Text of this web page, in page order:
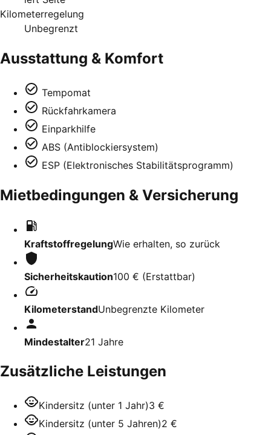
Kilometerregelung
Unbegrenzt
Ausstattung & Komfort
Tempomat
Rückfahrkamera
Einparkhilfe
ABS (Antiblockiersystem)
ESP (Elektronisches Stabilitätsprogramm)
Mietbedingungen & Versicherung
KraftstoffregelungWie erhalten, so zurück
Sicherheitskaution100 € (Erstattbar)
KilometerstandUnbegrenzte Kilometer
Mindestalter21 Jahre
Zusätzliche Leistungen
Kindersitz (unter 1 Jahr)3 €
Kindersitz (unter 5 Jahren)2 €